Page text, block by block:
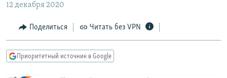
Вернутся
Вернутся
МНЕНИЯ
КУЛЬТУРА
КАВКАЗ.РЕАЛИИ
12 декабря 2020
Поделиться Читать без VPN
Приоритетный источник в Google